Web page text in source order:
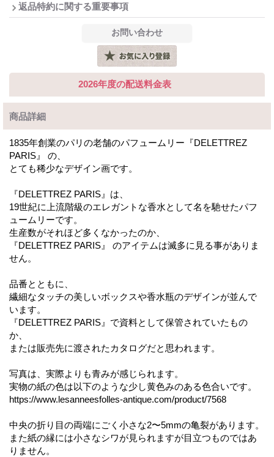
返品特約に関する重要事項
2026年度の配送料金表
商品詳細
1835年創業のパリの老舗のパフュームリー『DELETTREZ
PARIS』 の、
とても稀少なデザイン画です。
『DELETTREZ PARIS』は、
19世紀に上流階級のエレガントな香水として名を馳せたパフ
ュームリーです。
生産数がそれほど多くなかったのか、
『DELETTREZ PARIS』 のアイテムは滅多に見る事がありま
せん。
品番とともに、
繊細なタッチの美しいボックスや香水瓶のデザインが並んで
います。
『DELETTREZ PARIS』で資料として保管されていたもの
か、
または販売先に渡されたカタログだと思われます。
写真は、実際よりも青みが感じられます。
実物の紙の色は以下のような少し黄色みのある色合いです。
https://www.lesanneesfolles-antique.com/product/7568
中央の折り目の両端にごく小さな2〜5mmの亀裂があります。
また紙の縁には小さなシワが見られますが目立つものではあ
りません。